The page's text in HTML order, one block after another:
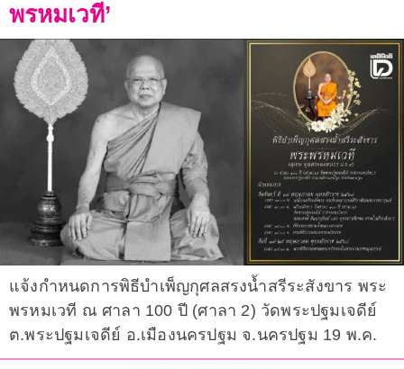
พรหมเวที’
แจ้งกำหนดการพิธีบำเพ็ญกุศลสรงน้ำสรีระสังขาร พระ
พรหมเวที ณ ศาลา 100 ปี (ศาลา 2) วัดพระปฐมเจดีย์
ต.พระปฐมเจดีย์ อ.เมืองนครปฐม จ.นครปฐม 19 พ.ค.